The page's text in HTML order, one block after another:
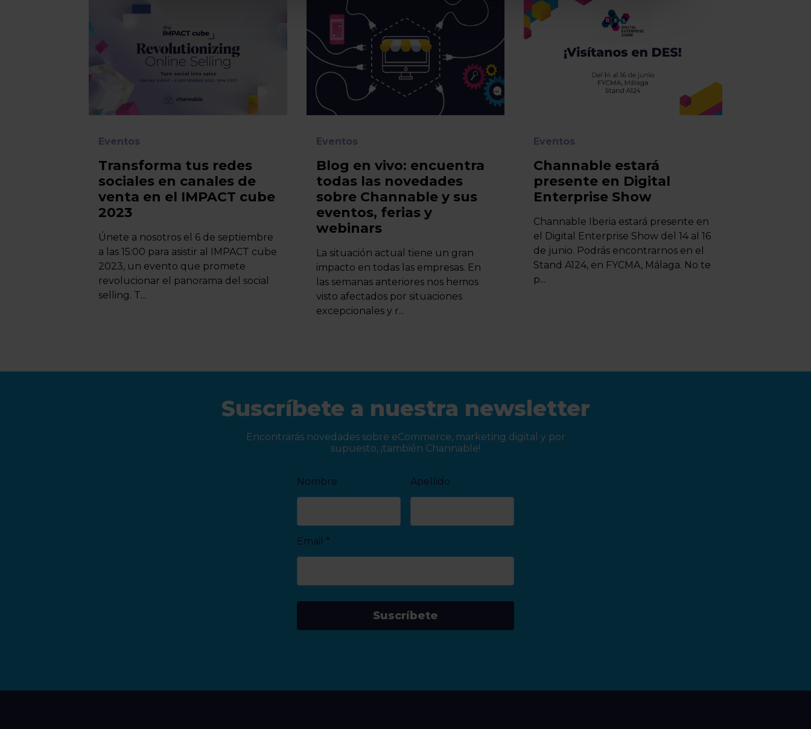
Eventos
Transforma tus redes
sociales en canales de
venta en el IMPACT cube
2023
Únete a nosotros el 6 de septiembre
a las 15:00 para asistir al IMPACT cube
2023, un evento que promete
revolucionar el panorama del social
selling. T...
Eventos
Blog en vivo: encuentra
todas las novedades
sobre Channable y sus
eventos, ferias y
webinars
La situación actual tiene un gran
impacto en todas las empresas. En
las semanas anteriores nos hemos
visto afectados por situaciones
excepcionales y r...
Eventos
Channable estará
presente en Digital
Enterprise Show
Channable Iberia estará presente en
el Digital Enterprise Show del 14 al 16
de junio. Podrás encontrarnos en el
Stand A124, en FYCMA, Málaga. No te
p...
Suscríbete a nuestra newsletter
Encontrarás novedades sobre eCommerce, marketing digital y por
supuesto, ¡también Channable!
Nombre Apellido
Email *
Suscríbete